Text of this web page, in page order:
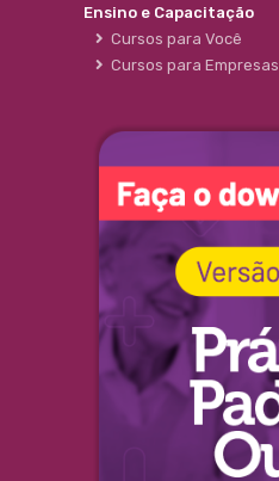
Ensino e Capacitação
Cursos para Você
Cursos para Empresas